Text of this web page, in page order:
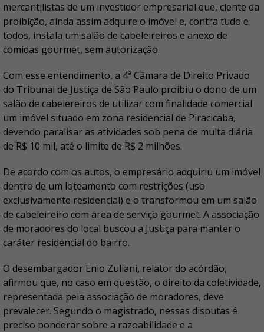
mercantilistas de um investidor empresarial que, ciente da
proibição, ainda assim adquire o imóvel e, contra tudo e
todos, instala um salão de cabeleireiros e anexo de
comidas gourmet, sem autorização.
Com esse entendimento, a 4ª Câmara de Direito Privado
do Tribunal de Justiça de São Paulo proibiu o dono de um
salão de cabelereiros de utilizar com finalidade comercial
um imóvel situado em zona residencial de Piracicaba,
devendo paralisar as atividades sob pena de multa diária
de R$ 10 mil, até o limite de R$ 2 milhões.
De acordo com os autos, o empresário adquiriu um imóvel
dentro de um loteamento com restrições (uso
exclusivamente residencial) e o transformou em um salão
de cabeleireiro com área de serviço gourmet. A associação
de moradores do local buscou a Justiça para manter o
caráter residencial do bairro.
O desembargador Enio Zuliani, relator do acórdão,
afirmou que, no caso em questão, o direito da coletividade,
representada pela associação de moradores, deve
prevalecer. Segundo o magistrado, nessas disputas é
preciso ponderar sobre a razoabilidade e a